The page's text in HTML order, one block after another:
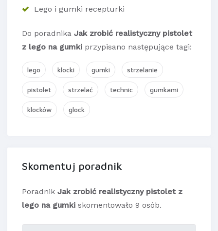
Lego i gumki recepturki
Do poradnika Jak zrobić realistyczny pistolet
z lego na gumki przypisano następujące tagi:
lego klocki gumki strzelanie
pistolet strzelać technic gumkami
klocków glock
Skomentuj poradnik
Poradnik Jak zrobić realistyczny pistolet z
lego na gumki skomentowało 9 osób.